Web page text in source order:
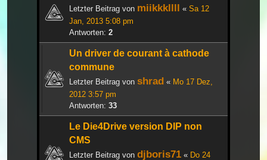
Letzter Beitrag von miikkkllll « Sa 12
Jan, 2013 5:08 pm
Antworten: 2
Un driver de courant à cathode
commune
Letzter Beitrag von shrad « Mo 17 Dez,
2012 3:57 pm
Antworten: 33
Le Die4Drive version DIP non
CMS
Letzter Beitrag von djboris71 « Do 24